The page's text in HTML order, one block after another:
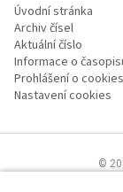
Úvodní stránka
Archiv čísel
Aktuální číslo
Informace o
Prohlášení o cookies
Nastavení cookies
©